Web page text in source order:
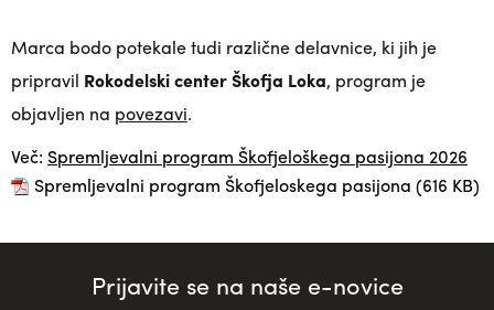
Marca bodo potekale tudi različne delavnice, ki jih je
pripravil Rokodelski center Škofja Loka, program je
objavljen na povezavi.
Več: Spremljevalni program Škofjeloškega pasijona 2026
Spremljevalni program Škofjeloskega pasijona (616 KB)
Prijavite se na naše e-novice